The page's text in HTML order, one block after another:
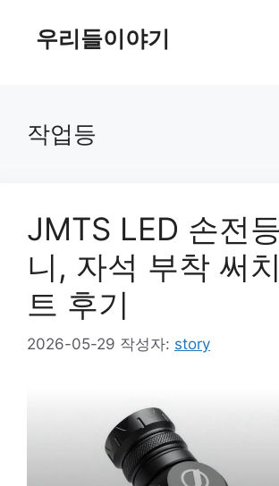
우리들이야기
작업등
JMTS LED 손전
니, 자석 부착 써
트 후기
2026-05-29 작성자: story